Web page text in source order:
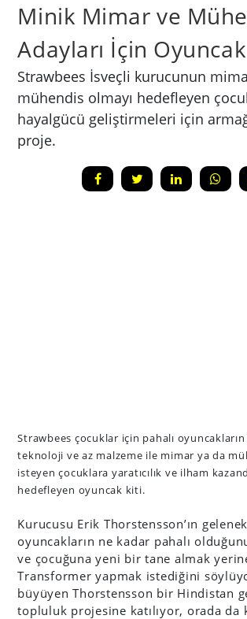
Minik Mimar ve
Adayları İçin
Strawbees İsveçli kurucunun
mühendis olmayı hedefleyen
hayalgücü geliştirmeleri için
proje.
Strawbees çocuklar için pahalı
teknoloji ve az malzeme ile mimar ya da
isteyen çocuklara yaratıcılık ve ilham
hedefleyen oyuncak kiti.
Kurucusu Erik Thorstensson’ın
oyuncakların ne kadar pahalı
ve çocuğuna yeni bir tane almak
Transformer yapmak istediğini
büyüyen Thorstensson bir Hindistan
topluluk projesine katılıyor, orada da